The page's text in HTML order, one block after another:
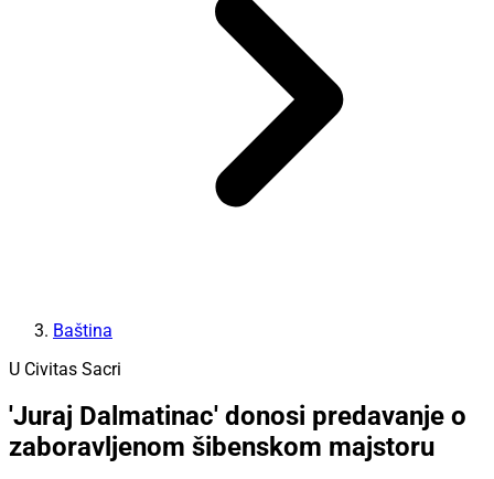
Baština
U Civitas Sacri
'Juraj Dalmatinac' donosi predavanje o
zaboravljenom šibenskom majstoru